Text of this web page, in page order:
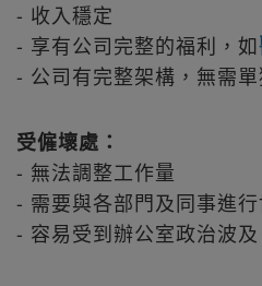
- 收入穩定
- 享有公司完整的福利，如
- 公司有完整架構，無需
受僱壞處：
- 無法調整工作量
- 需要與各部門及同事進行
- 容易受到辦公室政治波及